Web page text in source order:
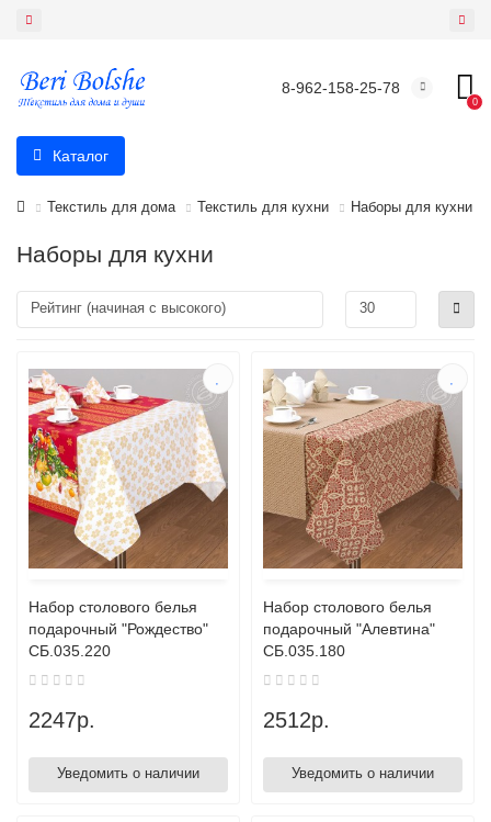
8-962-158-25-78
0
Каталог
Текстиль для дома Текстиль для кухни Наборы для кухни
Наборы для кухни
Набор столового белья
подарочный "Рождество"
СБ.035.220
2247р.
Уведомить о наличии
Набор столового белья
подарочный "Алевтина"
СБ.035.180
2512р.
Уведомить о наличии